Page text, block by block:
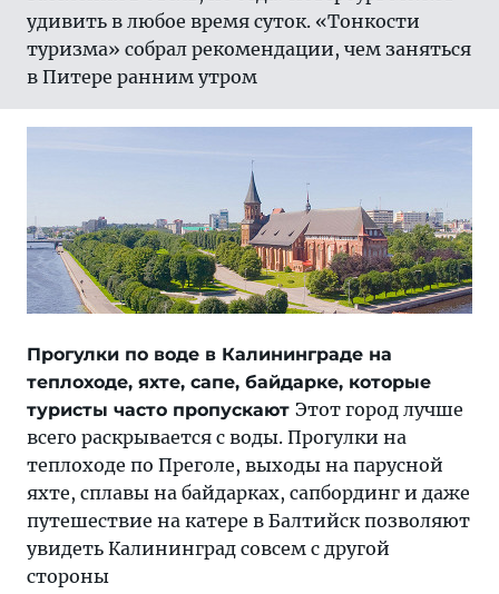
удивить в любое время суток. «Тонкости
туризма» собрал рекомендации, чем заняться
в Питере ранним утром
Прогулки по воде в Калининграде на
теплоходе, яхте, сапе, байдарке, которые
туристы часто пропускают Этот город лучше
всего раскрывается с воды. Прогулки на
теплоходе по Преголе, выходы на парусной
яхте, сплавы на байдарках, сапбординг и даже
путешествие на катере в Балтийск позволяют
увидеть Калининград совсем с другой
стороны